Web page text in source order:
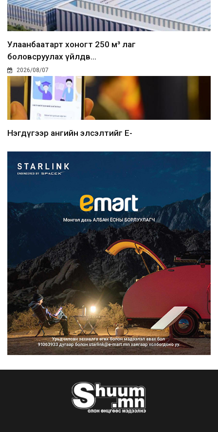
Улаанбаатарт хоногт 250 м³ лаг
боловсруулах үйлдв...
2026/08/07
Нэгдүгээр ангийн элсэлтийг E-
Францад иргэд рүү зөвшөөрөлгүй
сурталчилгааны дууд...
2026/08/07
Нийтийн тээврийн Ч:19А чиглэлийн
замналд түр хугац...
2026/08/07
Автомашины улсын дугаар сондгой
тоогоор төгссөн бо...